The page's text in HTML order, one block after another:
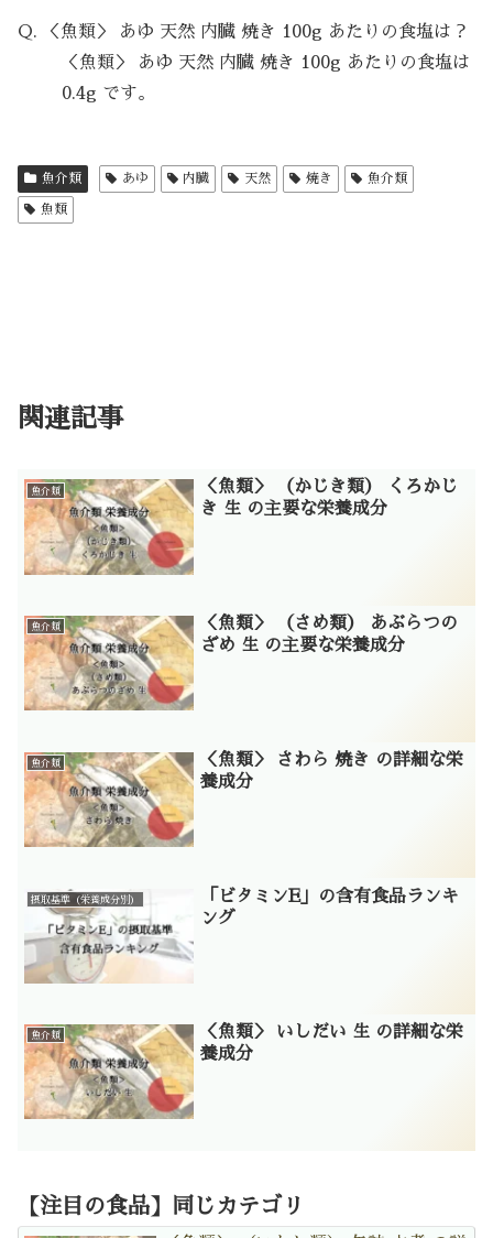
Q. ＜魚類＞ あゆ 天然 内臓 焼き 100g あたりの食塩は？
＜魚類＞ あゆ 天然 内臓 焼き 100g あたりの食塩は
0.4g です。
魚介類 あゆ 内臓 天然 焼き 魚介類
魚類
関連記事
魚介類
＜魚類＞ （かじき類） くろかじ
き 生 の主要な栄養成分
魚介類
＜魚類＞ （さめ類） あぶらつの
ざめ 生 の主要な栄養成分
魚介類
＜魚類＞ さわら 焼き の詳細な栄
養成分
摂取基準（栄養成分別）
「ビタミンE」の含有食品ランキ
ング
魚介類
＜魚類＞ いしだい 生 の詳細な栄
養成分
【注目の食品】同じカテゴリ